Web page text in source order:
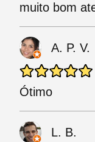
muito bom
A. P. V.
Ótimo
L. B.